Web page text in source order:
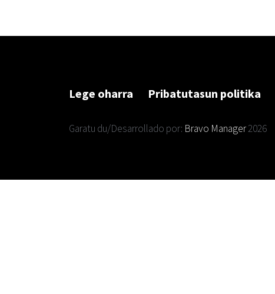
Lege oharra Pribatutasun politika
Garatu du/Desarrollado por: Bravo Manager2026